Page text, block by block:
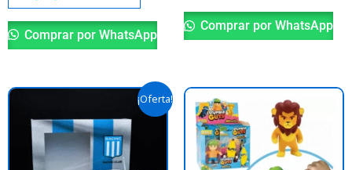
Comprar por WhatsApp
Comprar por WhatsApp
¡Oferta!
El
original
era:
$ 59.900,00.
El
precio
actual
es:
$ 40.000,00.